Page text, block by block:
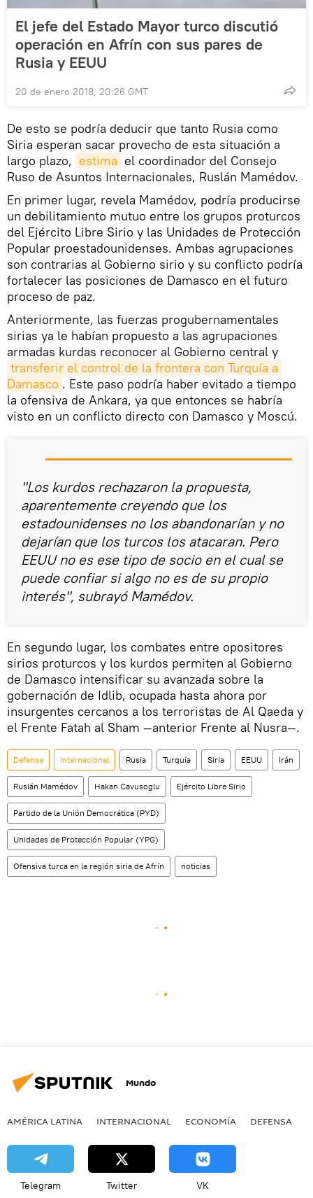
El jefe del Estado Mayor turco discutió
operación en Afrín con sus pares de
Rusia y EEUU
20 de enero 2018, 20:26 GMT
De esto se podría deducir que tanto Rusia como
Siria esperan sacar provecho de esta situación a
largo plazo, estima el coordinador del Consejo
Ruso de Asuntos Internacionales, Ruslán Mamédov.
En primer lugar, revela Mamédov, podría producirse
un debilitamiento mutuo entre los grupos proturcos
del Ejército Libre Sirio y las Unidades de Protección
Popular proestadounidenses. Ambas agrupaciones
son contrarias al Gobierno sirio y su conflicto podría
fortalecer las posiciones de Damasco en el futuro
proceso de paz.
Anteriormente, las fuerzas progubernamentales
sirias ya le habían propuesto a las agrupaciones
armadas kurdas reconocer al Gobierno central y
transferir el control de la frontera con Turquía a
Damasco . Este paso podría haber evitado a tiempo
la ofensiva de Ankara, ya que entonces se habría
visto en un conflicto directo con Damasco y Moscú.
"Los kurdos rechazaron la propuesta,
aparentemente creyendo que los
estadounidenses no los abandonarían y no
dejarían que los turcos los atacaran. Pero
EEUU no es ese tipo de socio en el cual se
puede confiar si algo no es de su propio
interés", subrayó Mamédov.
En segundo lugar, los combates entre opositores
sirios proturcos y los kurdos permiten al Gobierno
de Damasco intensificar su avanzada sobre la
gobernación de Idlib, ocupada hasta ahora por
insurgentes cercanos a los terroristas de Al Qaeda y
el Frente Fatah al Sham —anterior Frente al Nusra—.
Defensa Internacional Rusia Turquía Siria EEUU Irán
Ruslán Mamédov Hakan Cavusoglu Ejército Libre Sirio
Partido de la Unión Democrática (PYD)
Unidades de Protección Popular (YPG)
Ofensiva turca en la región siria de Afrín noticias
Mundo
AMÉRICA LATINA INTERNACIONAL ECONOMÍA DEFENSA
Telegram Twitter VK